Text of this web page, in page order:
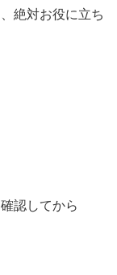
絶対お役に立ち
認してから